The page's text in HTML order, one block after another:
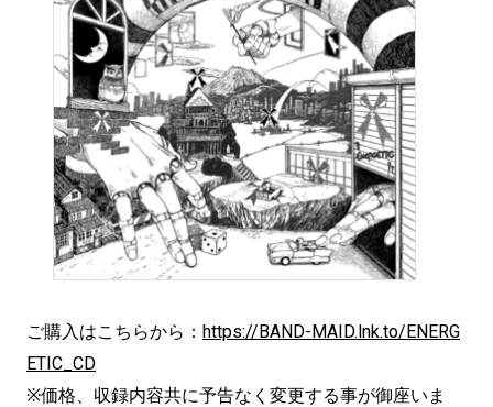
ご購入はこちらから： https://BAND-MAID.lnk.to/ENERG
ETIC_CD
※価格、収録内容共に予告なく変更する事が御座いま